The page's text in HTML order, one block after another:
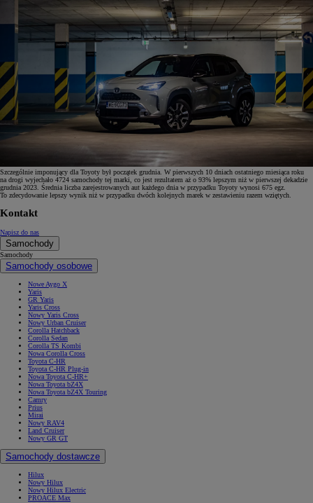
Szczególnie imponujący dla Toyoty był początek grudnia. W pierwszych 10 dniach ostatniego miesiąca roku
na drogi wyjechało 4724 samochody tej marki, co jest rezultatem aż o 93% lepszym niż w pierwszej dekadzie
grudnia 2023. Średnia liczba zarejestrowanych aut każdego dnia w przypadku Toyoty wynosi 675 egz.
To zdecydowanie lepszy wynik niż w przypadku dwóch kolejnych marek w zestawieniu razem wziętych.
Kontakt
Napisz do nas
Samochody
Samochody
Samochody osobowe
Nowe Aygo X
Yaris
GR Yaris
Yaris Cross
Nowy Yaris Cross
Nowy Urban Cruiser
Corolla Hatchback
Corolla Sedan
Corolla TS Kombi
Nowa Corolla Cross
Toyota C-HR
Toyota C-HR Plug-in
Nowa Toyota C-HR+
Nowa Toyota bZ4X
Nowa Toyota bZ4X Touring
Camry
Prius
Mirai
Nowy RAV4
Land Cruiser
Nowy GR GT
Samochody dostawcze
Hilux
Nowy Hilux
Nowy Hilux Electric
PROACE Max